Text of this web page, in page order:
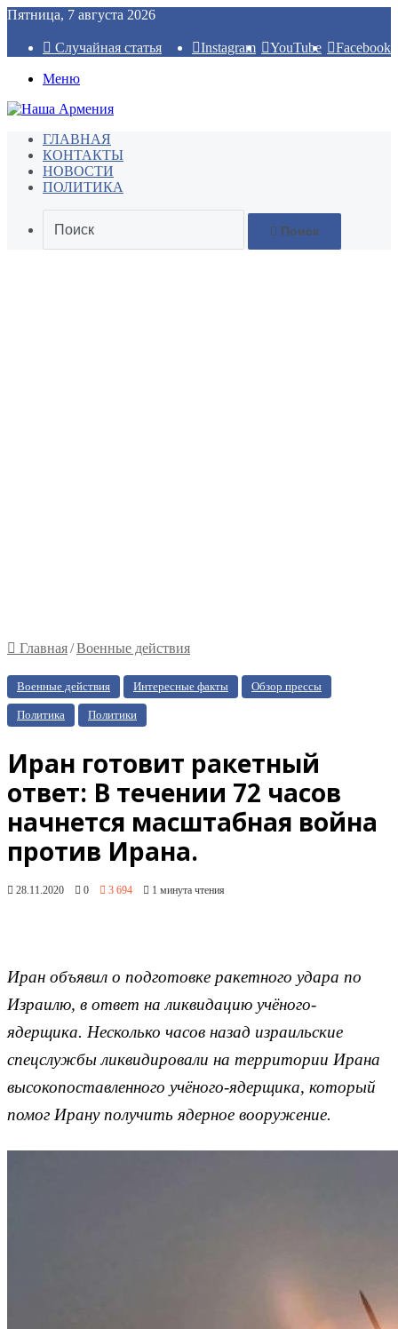
Пятница, 7 августа 2026
Facebook
YouTube
Instagram
Случайная статья
Меню
ГЛАВНАЯ
КОНТАКТЫ
НОВОСТИ
ПОЛИТИКА
Поиск
Главная/Военные действия
Военные действия Интересные факты Обзор прессы
Политика Политики
Иран готовит ракетный
ответ: В течении 72 часов
начнется масштабная война
против Ирана.
28.11.2020 0 3 694 1 минута чтения
Иран объявил о подготовке ракетного удара по
Израилю, в ответ на ликвидацию учёного-
ядерщика. Несколько часов назад израильские
спецслужбы ликвидировали на территории Ирана
высокопоставленного учёного-ядерщика, который
помог Ирану получить ядерное вооружение.